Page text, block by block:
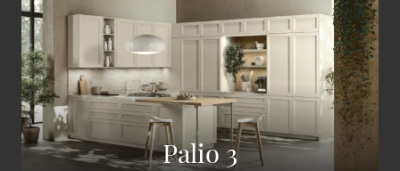
Palio 3